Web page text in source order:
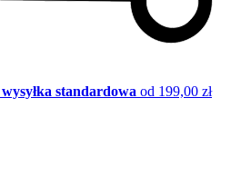
standardowa od 199,00 zł